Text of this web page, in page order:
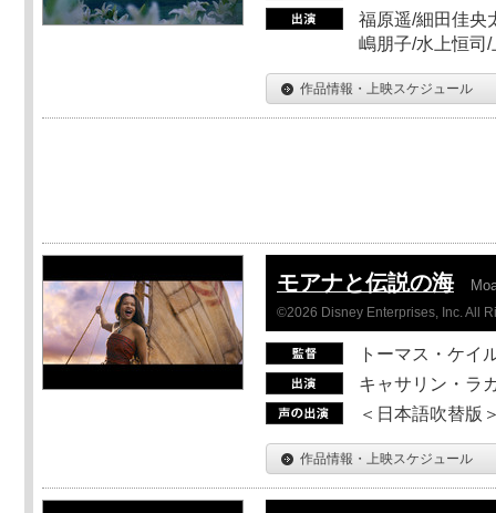
福原遥/細田佳央
嶋朋子/水上恒司
作品情報・上映スケジュール
モアナと伝説の海
©2026 Disney Enterprises, Inc. All
トーマス・ケイ
キャサリン・ラ
＜日本語吹替版
作品情報・上映スケジュール